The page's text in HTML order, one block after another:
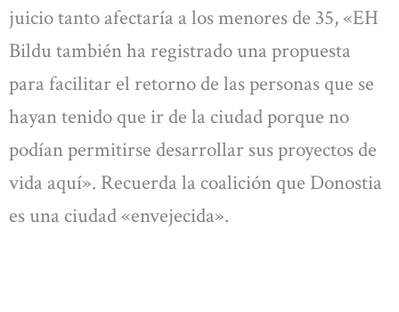
juicio tanto afectaría a los menores de 35, «EH
Bildu también ha registrado una propuesta
para facilitar el retorno de las personas que se
hayan tenido que ir de la ciudad porque no
podían permitirse desarrollar sus proyectos de
vida aquí». Recuerda la coalición que Donostia
es una ciudad «envejecida».